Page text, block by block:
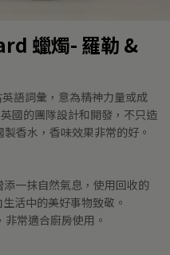
蠟燭- 羅勒 &
語詞彙，意為精神力量或成
國的團隊設計和開發，不只造
香水，香味效果非常的好。
一抹自然氣息，使用回收的
活中的美好事物致敬。
非常適合廚房使用。